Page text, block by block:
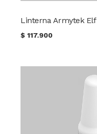
Linterna Armytek
$117.900